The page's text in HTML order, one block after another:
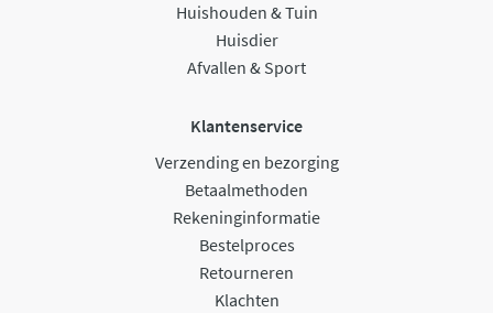
Huishouden & Tuin
Huisdier
Afvallen & Sport
Klantenservice
Verzending en bezorging
Betaalmethoden
Rekeninginformatie
Bestelproces
Retourneren
Klachten